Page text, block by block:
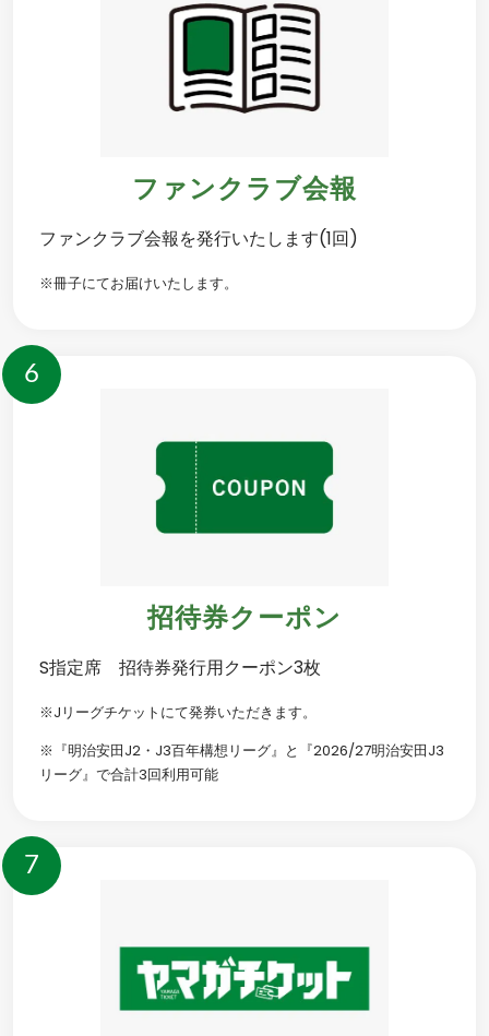
ファンクラブ会報
ファンクラブ会報を発行いたします(1回)
※冊子にてお届けいたします。
6
招待券クーポン
S指定席 招待券発行用クーポン3枚
※Jリーグチケットにて発券いただきます。
※『明治安田J2・J3百年構想リーグ』と『2026/27明治安田J3
リーグ』で合計3回利用可能
7